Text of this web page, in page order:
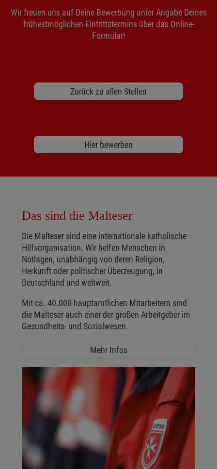
Wir freuen uns auf Deine Bewerbung unter Angabe Deines
frühestmöglichen Eintrittstermins über das Online-
Formular!
Zurück zu allen Stellen
Hier bewerben
Das sind die Malteser
Die Malteser sind eine internationale katholische
Hilfsorganisation. Wir helfen Menschen in
Notlagen, unabhängig von deren Religion,
Herkunft oder politischer Überzeugung, in
Deutschland und weltweit.
Mit ca. 40.000 hauptamtlichen Mitarbeitern sind
die Malteser auch einer der großen Arbeitgeber im
Gesundheits- und Sozialwesen.
Mehr Infos